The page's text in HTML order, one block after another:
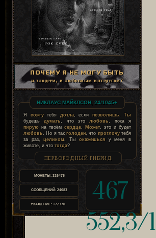
ПОЧЕМУ Я НЕ МОГУ БЫТЬ
и злодеем, и любовным интересом?
НИКЛАУС МАЙКЛСОН, 24/1045+
Я сожгутебя дотла, если позволишь. Ты
будешьдумать, что этолюбовь, пока я
пирую на твоём сердце. Может, это и будет
любовь. Но я такголоден, что проглочутебя
за раз,целиком. Ты окажешьсяу меня в
животе, и что тогда?
ПЕРВОРОДНЫЙ ГИБРИД
МОНЕТЫ:326475
СООБЩЕНИЙ: 24683
УВАЖЕНИЕ: +72370
467
552,3/1